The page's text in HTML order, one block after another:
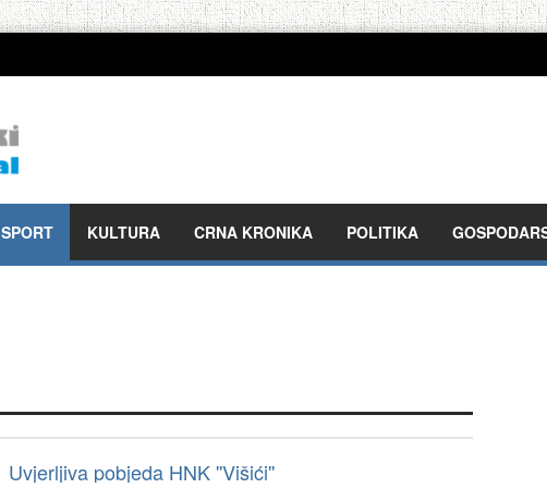
SPORT KULTURA CRNA KRONIKA POLITIKA
Uvjerljiva pobjeda HNK ''Višići''